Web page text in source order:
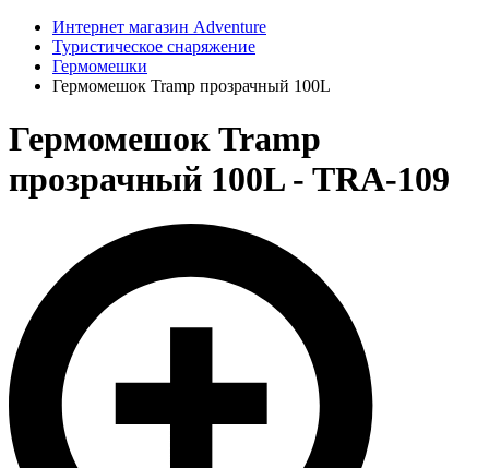
Интернет магазин Adventure
Туристическое снаряжение
Гермомешки
Гермомешок Tramp прозрачный 100L
Гермомешок Tramp
прозрачный 100L - TRA-109